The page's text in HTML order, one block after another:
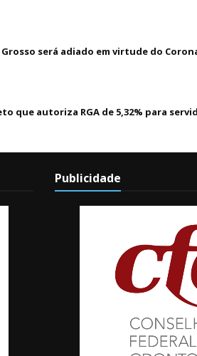
será adiado em virtude do
que autoriza RGA de 5,32% para
Publicidade